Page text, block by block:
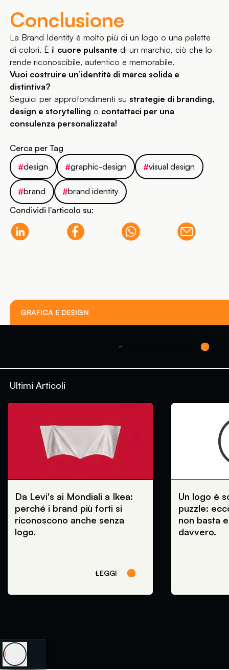
Conclusione
La Brand Identity è molto più di un logo o una palette
di colori. È il cuore pulsante di un marchio, ciò che lo
rende riconoscibile, autentico e memorabile.
Vuoi costruire un’identità di marca solida e
distintiva?
Seguici per approfondimenti su strategie di branding,
design e storytelling o contattaci per una
consulenza personalizzata!
Cerca per Tag
#design #graphic-design #visual design
#brand #brand identity
Condividi l'articolo su:
GRAFICA E DESIGN
PAGINA CATEGORIA
Ultimi Articoli
Da Levi's ai Mondiali a Ikea:
perché i brand più forti si
riconoscono anche senza
logo.
LEGGI
Un logo è
puzzle:
non basta
davvero.